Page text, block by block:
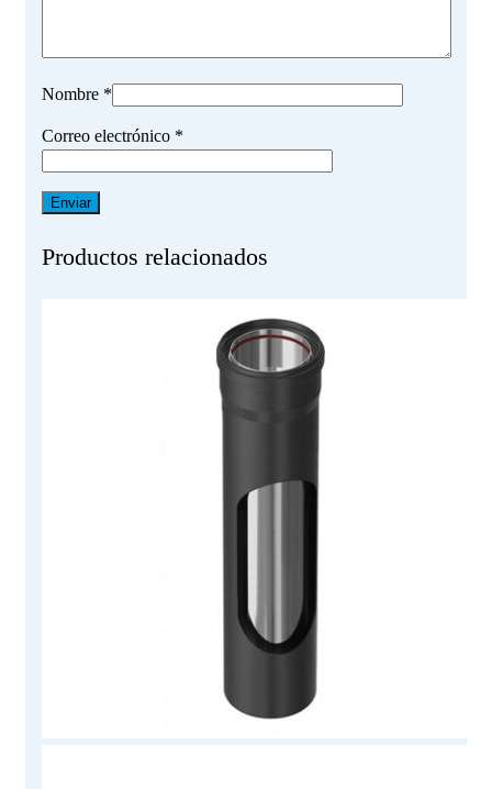
Nombre *
Correo electrónico *
Productos relacionados